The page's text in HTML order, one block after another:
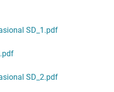
SD_1.pdf
SD_2.pdf